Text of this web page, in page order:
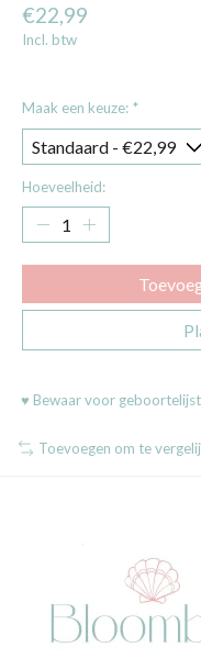
€22,99
Incl. btw
Maak een keuze: *
Hoeveelheid:
♥ Bewaar voor geboortelijst
Toevoegen om te